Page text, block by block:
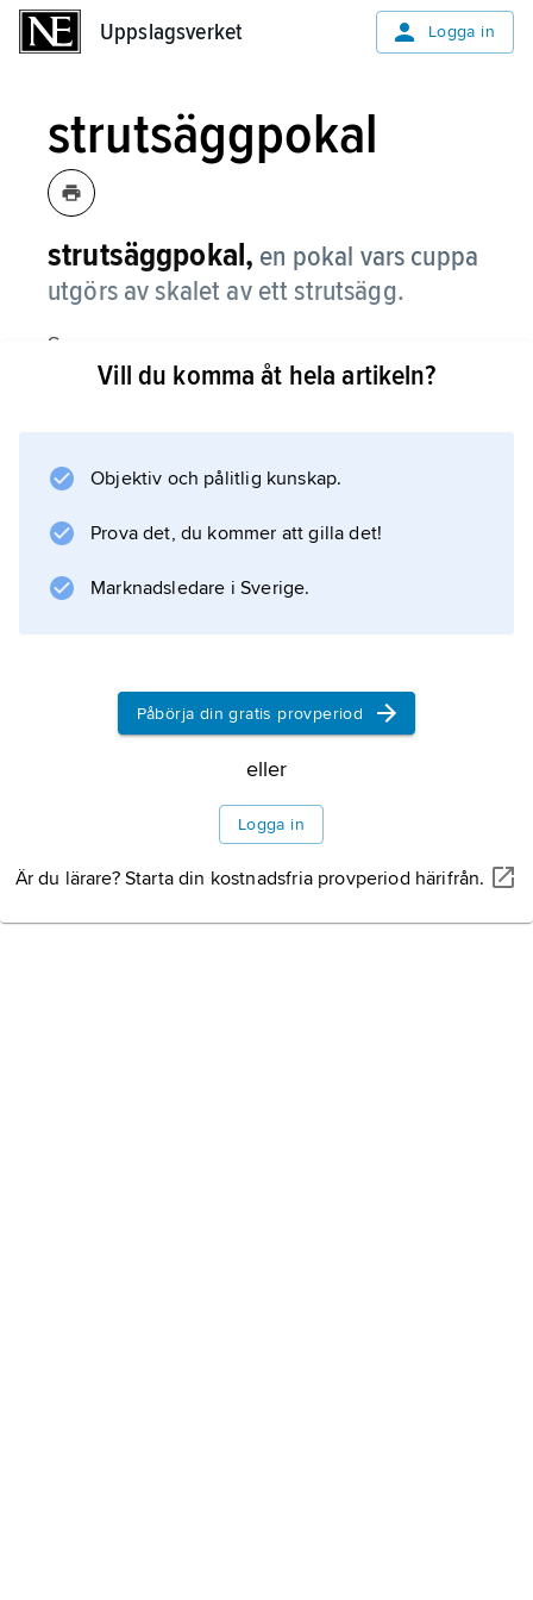
Uppslagsverket Logga in
strutsäggpokal
strutsäggpokal, en pokal vars cuppa
utgörs av skalet av ett strutsägg.
Se
pokal
Information om artikeln
Vill du komma åt hela artikeln?
Objektiv och pålitlig kunskap.
Prova det, du kommer att gilla det!
Marknadsledare i Sverige.
Påbörja din gratis provperiod
eller
Logga in
Är du lärare? Starta din kostnadsfria provperiod härifrån.